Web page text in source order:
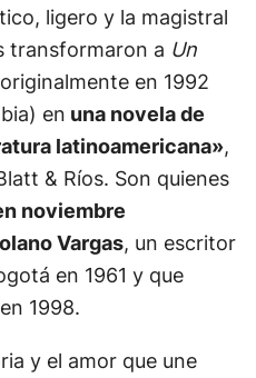
ligero y la magistral
transformaron a Un
en 1992
en una novela de
latinoamericana»,
& Ríos. Son quienes
noviembre
Vargas, un escritor
en 1961 y que
1998.
y el amor que une